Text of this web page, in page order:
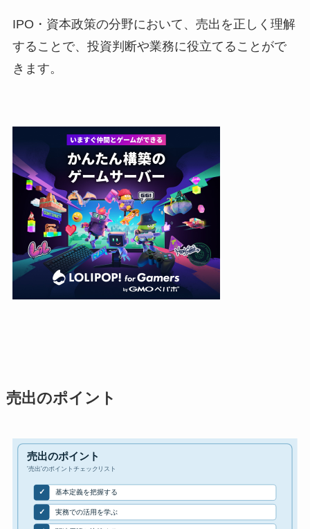
IPO・資本政策の分野において、売出を正しく理解
することで、投資判断や業務に役立てることがで
きます。
売出のポイント